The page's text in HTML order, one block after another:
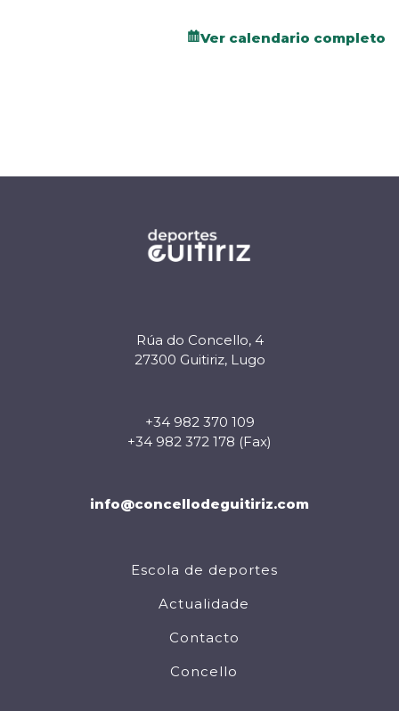
Ver calendario completo
Rúa do Concello, 4
27300 Guitiriz, Lugo
+34 982 370 109
+34 982 372 178 (Fax)
info@concellodeguitiriz.com
Escola de deportes
Actualidade
Contacto
Concello